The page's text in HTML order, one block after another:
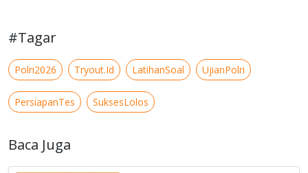
#Tagar
Polri2026 Tryout.Id LatihanSoal UjianPolri
PersiapanTes SuksesLolos
Baca Juga